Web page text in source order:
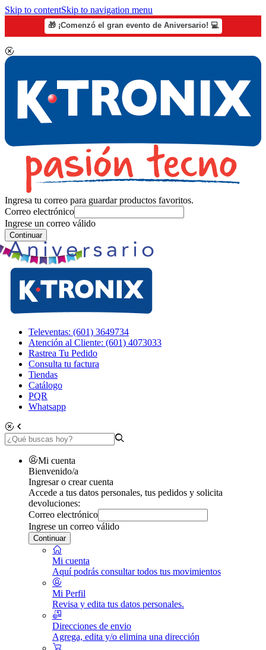
Skip to contentSkip to navigation menu
🎁 ¡Comenzó el gran evento de Aniversario! 💻
Ingresa tu correo para guardar productos favoritos.
Correo electrónico
Ingrese un correo válido
Continuar
Televentas: (601) 3649734
Atención al Cliente: (601) 4073033
Rastrea Tu Pedido
Consulta tu factura
Tiendas
Catálogo
PQR
Whatsapp
Mi cuenta
Bienvenido/a
Ingresar o crear cuenta
Accede a tus datos personales, tus pedidos y solicita
devoluciones:
Correo electrónico
Ingrese un correo válido
Continuar
Mi cuenta
Aquí podrás consultar todos tus movimientos
Mi Perfil
Revisa y edita tus datos personales.
Direcciones de envio
Agrega, edita y/o elimina una dirección